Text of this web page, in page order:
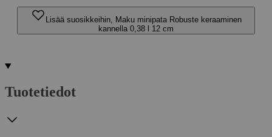
Lisää suosikkeihin, Maku minipata Robuste keraaminen
kannella 0,38 l 12 cm
Tuotetiedot